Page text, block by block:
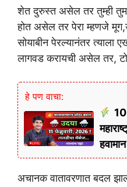
शेत दुरुस्त असेल तर तुम्ही
होत असेल तर पेरा म्हणजे
सोयाबीन पेरल्यानंतर त्याला
लागवड करायची असेल तर,
हे पण वाचा:
अचानक वातावरणात बदल